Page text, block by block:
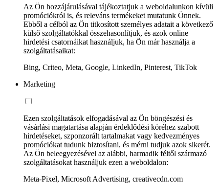
Az Ön hozzájárulásával tájékoztatjuk a weboldalunkon kívüli
promóciókról is, és releváns termékeket mutatunk Önnek.
Ebből a célból az Ön titkosított személyes adatait a következő
külső szolgáltatókkal összehasonlítjuk, és azok online
hirdetési csatornáikat használjuk, ha Ön már használja a
szolgáltatásaikat:
Bing, Criteo, Meta, Google, LinkedIn, Pinterest, TikTok
Marketing
Ezen szolgáltatások elfogadásával az Ön böngészési és
vásárlási magatartása alapján érdeklődési köréhez szabott
hirdetéseket, szponzorált tartalmakat vagy kedvezményes
promóciókat tudunk biztosítani, és mérni tudjuk azok sikerét.
Az Ön beleegyezésével az alábbi, harmadik féltől származó
szolgáltatásokat használjuk ezen a weboldalon:
Meta-Pixel, Microsoft Advertising, creativecdn.com